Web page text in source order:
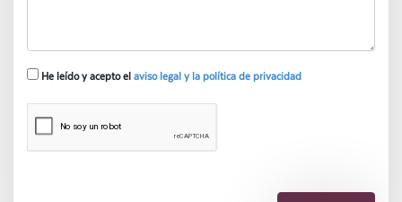
He leído y acepto el aviso legal y la política de privacidad